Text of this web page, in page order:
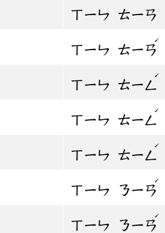
ㄒㄧㄣ ㄊㄧㄢ
ㄒㄧㄣ ㄊㄧㄢ
ˊ
ㄒㄧㄣ ㄊㄧㄥ
ˊ
ㄒㄧㄣ ㄊㄧㄥ
ˊ
ㄒㄧㄣ ㄊㄧㄥ
ˊ
ㄒㄧㄣ ㄋㄧㄢ
ˊ
ㄒㄧㄣ ㄋㄧㄢ
ˊ